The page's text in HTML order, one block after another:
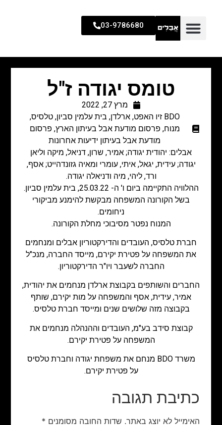
03-9786680
טומס יגודה ז"ל
מרץ 27, 2022
BDO זיו האפט
,ארלדן, בית עלמין סביון,טלסיס,
מנוח, פרסום מודעת אבל בעיתון הארץ, פרסום
מודעת אבל בעיתון ידיעות אחרונות
אבלים: יהודית יגודה; אמיר, שרון, דניאל, מיקה וליאן
יגודה; עידית, יגאל, איתי, עומרי ומאיה גזונדהייט; אסף,
ורד, ליהי, מיה ודניאלה יגודה.
ההלוויה התקיימה ביום ו' ה- 25.03.22, בית עלמין סביון.
בשל הקורונה המשפחה מבקשת להימנע מביקורי
ניחומים.
המנוח נפטר מסיבוכי מחלת הקורונה.
חברת טלסיס, העובדים והדירקטוריון אבלים ומנחמים
את המשפחה על פטירת יקירם, מייסד החברה, מנכ"ל
החברה לשעבר ויו"ר הדירקטוריון.
החברים והשותפים בקבוצת ארלדן מנחמים את יהודית,
אמיר, עידית, אסף והמשפחה על מות יקירם, שותף
בקבוצה מזה שלושים שנים ומייסד חברת טלסיס.
קבוצת סידב בע"מ, העובדים וההנהלה מנחמים את
המשפחה על פטירת יקירם.
משרד BDO מנחם את משפחת יגודה וחברת טלסיס
על פטירת יקירם.
כתיבת תגובה
האימייל לא יוצג באתר. שדות החובה מסומנים *